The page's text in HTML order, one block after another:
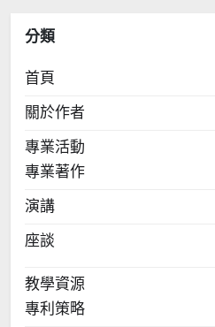
分類
首頁
關於作者
專業活動
專業著作
演講
座談
教學資源
專利策略